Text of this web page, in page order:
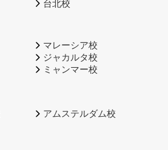
台北校
マレーシア校
ジャカルタ校
ミャンマー校
アムステルダム校